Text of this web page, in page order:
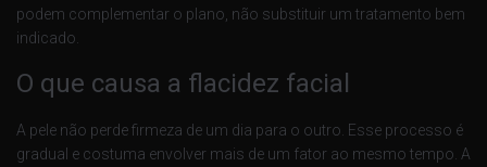
podem complementar o plano, não substituir um tratamento bem
indicado.
O que causa a flacidez facial
A pele não perde firmeza de um dia para o outro. Esse processo é
gradual e costuma envolver mais de um fator ao mesmo tempo. A